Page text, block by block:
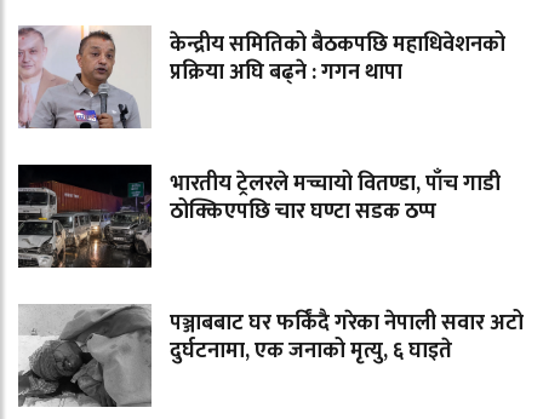
केन्द्रीय समितिको बैठकपछि महाधिवेशनको
प्रक्रिया अघि बढ्ने : गगन थापा
भारतीय ट्रेलरले मच्चायो वितण्डा, पाँच गाडी
ठोक्किएपछि चार घण्टा सडक ठप्प
पञ्जाबबाट घर फर्किंदै गरेका नेपाली सवार अटो
दुर्घटनामा, एक जनाको मृत्यु, ६ घाइते